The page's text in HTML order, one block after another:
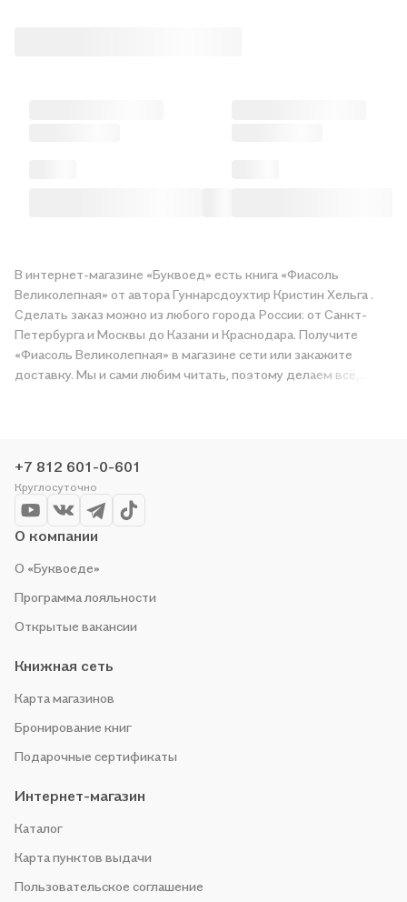
В интернет-магазине «Буквоед» есть книга «Фиасоль
Великолепная» от автора Гуннарсдоухтир Кристин Хельга .
Сделать заказ можно из любого города России: от Санкт-
Петербурга и Москвы до Казани и Краснодара. Получите
«Фиасоль Великолепная» в магазине сети или закажите
доставку. Мы и сами любим читать, поэтому делаем всё,
+7 812 601-0-601
Круглосуточно
О компании
О «Буквоеде»
Программа лояльности
Открытые вакансии
Книжная сеть
Карта магазинов
Бронирование книг
Подарочные сертификаты
Интернет-магазин
Каталог
Карта пунктов выдачи
Пользовательское соглашение